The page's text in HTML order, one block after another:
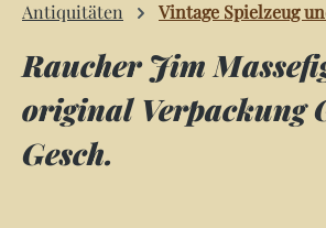
Antiquitäten Vintage Spielzeug
Raucher Jim
original Verpackung
Gesch.